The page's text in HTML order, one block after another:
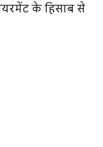
के हिसाब से